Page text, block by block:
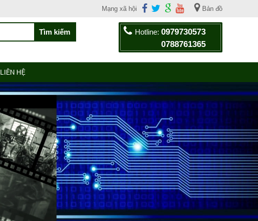
Bản đồ
Mạng xã hội
Hotline: 0979730573
0788761365
LIÊN HỆ